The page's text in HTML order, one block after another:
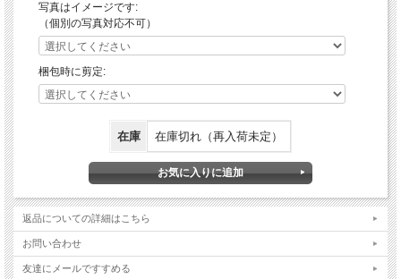
草丈
～2mくらい（環境による）
開花期 6～7月
白花・緑葉・紅葉あり
植え付け 3～6月、9～10月
日照 半日陰～日なた
写真はイメージです:
（個別の写真対応不可）
梱包時に剪定:
在庫 在庫切れ（再入荷未定）
返品についての詳細はこちら
お問い合わせ
友達にメールですすめる